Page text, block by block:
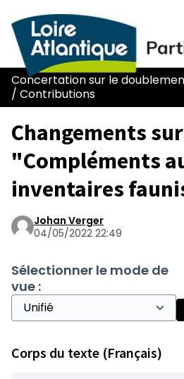
/ Contributions
Changements sur
"Compléments
inventaires
Johan Verger
04/05/2022 22:49
Sélectionner le mode de
vue :
Corps du texte (Français)